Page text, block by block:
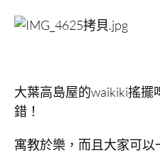
大葉高島屋的waikiki搖擺
錯！
寓教於樂，而且大家可以